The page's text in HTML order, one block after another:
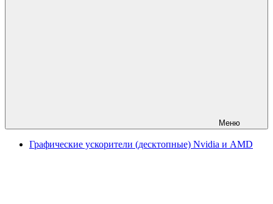
Меню
Графические ускорители (десктопные) Nvidia и AMD